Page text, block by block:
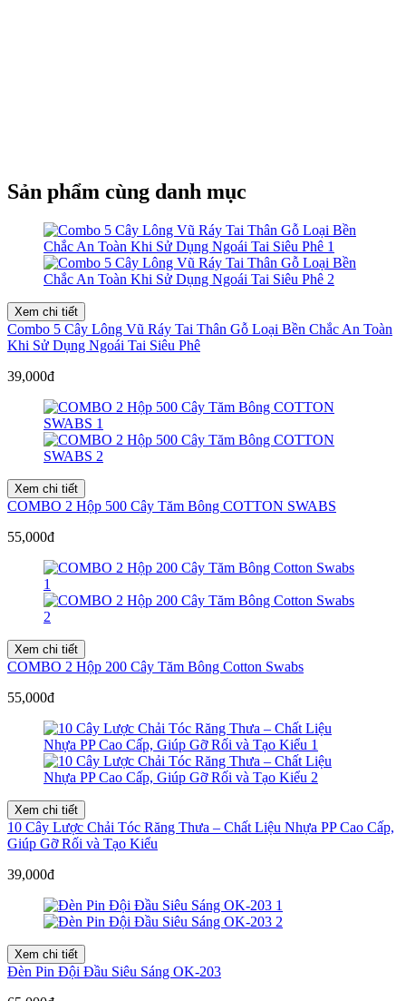
Sản phẩm cùng danh mục
Xem chi tiết
Combo 5 Cây Lông Vũ Ráy Tai Thân Gỗ Loại Bền Chắc An Toàn
Khi Sử Dụng Ngoái Tai Siêu Phê
39,000đ
Xem chi tiết
COMBO 2 Hộp 500 Cây Tăm Bông COTTON SWABS
55,000đ
Xem chi tiết
COMBO 2 Hộp 200 Cây Tăm Bông Cotton Swabs
55,000đ
Xem chi tiết
10 Cây Lược Chải Tóc Răng Thưa – Chất Liệu Nhựa PP Cao Cấp,
Giúp Gỡ Rối và Tạo Kiểu
39,000đ
Xem chi tiết
Đèn Pin Đội Đầu Siêu Sáng OK-203